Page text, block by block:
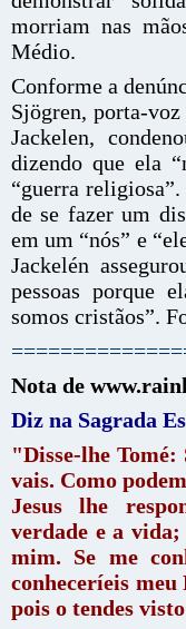
morriam nas
Médio.
Conforme a
Sjögren, porta-voz
Jackelen,
dizendo que ela
“guerra
de se fazer um
em um “nós” e
Jackelén
pessoas porque
somos cristãos”.
Nota de
Diz na Sagrada
"Disse-lhe Tomé:
vais. Como
Jesus lhe
verdade e a
mim. Se me
conheceríeis meu
pois o tendes